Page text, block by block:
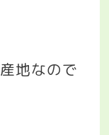
地なので